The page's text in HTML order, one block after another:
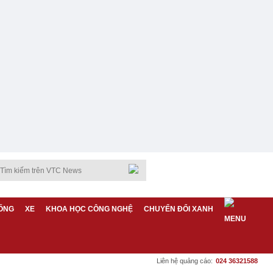
XE KHOA HỌC CÔNG NGHỆ CHUYỂN ĐỔI XANH
Liên hệ quảng cáo: 024 36321588